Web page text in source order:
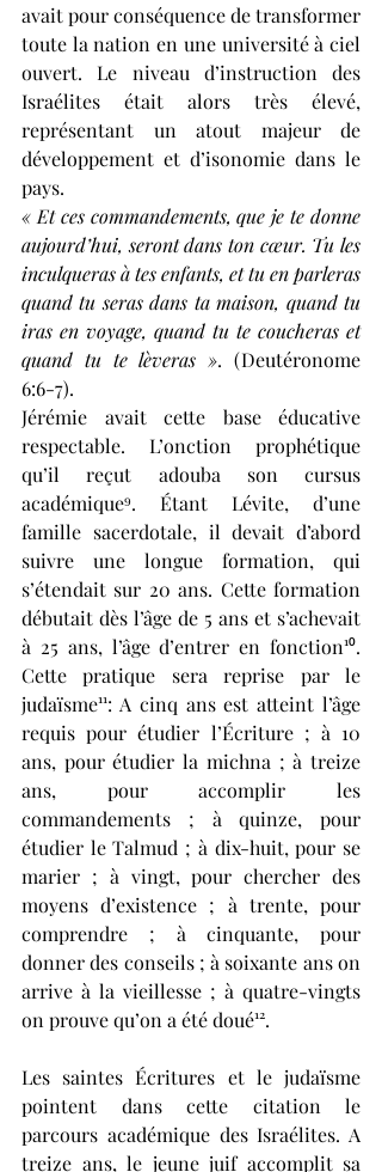
avait pour conséquence de transformer
toute la nation en une université à ciel
ouvert. Le niveau d’instruction des
Israélites était alors très élevé,
représentant un atout majeur de
développement et d’isonomie dans le
pays.
« Et ces commandements, que je te donne
aujourd’hui, seront dans ton cœur. Tu les
inculqueras à tes enfants, et tu en parleras
quand tu seras dans ta maison, quand tu
iras en voyage, quand tu te coucheras et
quand tu te lèveras ». (Deutéronome
6:6-7).
Jérémie avait cette base éducative
respectable. L’onction prophétique
qu’il reçut adouba son cursus
académique⁹. Étant Lévite, d’une
famille sacerdotale, il devait d’abord
suivre une longue formation, qui
s’étendait sur 20 ans. Cette formation
débutait dès l’âge de 5 ans et s’achevait
à 25 ans, l’âge d’entrer en fonction¹⁰.
Cette pratique sera reprise par le
judaïsme¹¹: A cinq ans est atteint l’âge
requis pour étudier l’Écriture ; à 10
ans, pour étudier la michna ; à treize
ans, pour accomplir les
commandements ; à quinze, pour
étudier le Talmud ; à dix-huit, pour se
marier ; à vingt, pour chercher des
moyens d’existence ; à trente, pour
comprendre ; à cinquante, pour
donner des conseils ; à soixante ans on
arrive à la vieillesse ; à quatre-vingts
on prouve qu’on a été doué¹².
Les saintes Écritures et le judaïsme
pointent dans cette citation le
parcours académique des Israélites. A
treize ans, le jeune juif accomplit sa